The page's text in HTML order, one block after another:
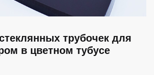
трубочек для
в цветном тубусе